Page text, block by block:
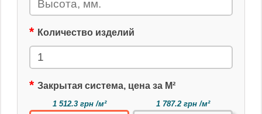
Количество изделий
Закрытая система, цена за М²
1 512.3 грн /м² 1 787.2 грн /м²